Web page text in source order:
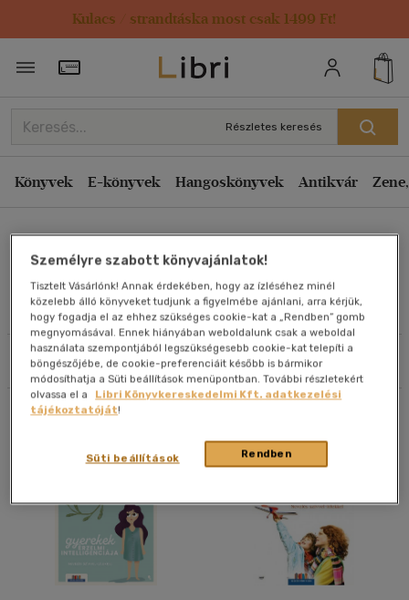
Kulacs / strandtáska most csak 1499 Ft!
Törzsvásárlói Kártya adatai
Részletes keresés
Könyvek E-könyvek Hangoskönyvek Antikvár
Joan DeClaire
Művei
Szűrés Rendezés
Rendezés
Kiadás éve szerint csökkenő
Ár szerint csökkenő
Eladott darabszám szerint csökkenő
Eladott darabszám szerint növekvő
Cím szerint A-Z
Szerző szerint A-Z
Megjelenítés
20 db / oldal
Alkalmaz
Személyre szabott könyvajánlatok!
Tisztelt Vásárlónk! Annak érdekében, hogy az ízléséhez minél
közelebb álló könyveket tudjunk a figyelmébe ajánlani, arra kérjük,
hogy fogadja el az ehhez szükséges cookie-kat a „Rendben” gomb
megnyomásával. Ennek hiányában weboldalunk csak a weboldal
használata szempontjából legszükségesebb cookie-kat telepíti a
böngészőjébe, de cookie-preferenciáit később is bármikor
módosíthatja a Süti beállítások menüpontban. További részletekért
olvassa el a
Libri Könyvkereskedelmi Kft. adatkezelési
tájékoztatóját!
Rendben
Süti beállítások